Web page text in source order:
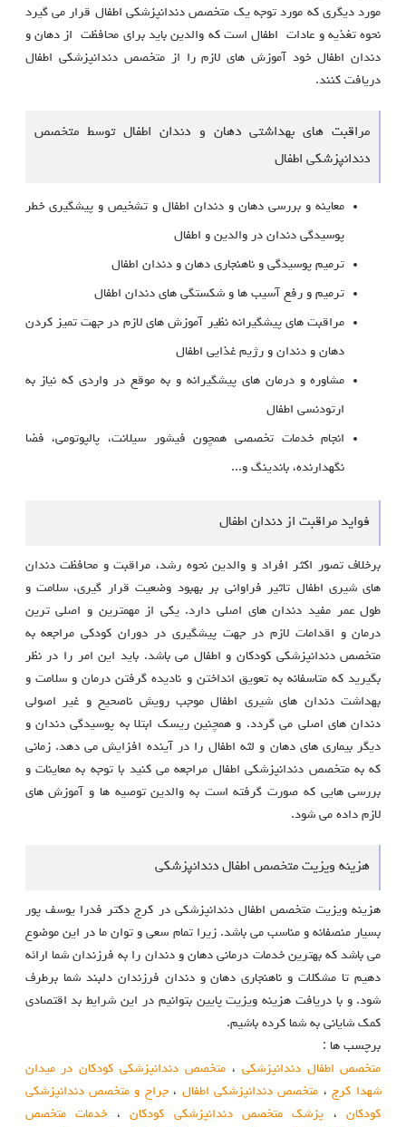
مورد دیگری که مورد توجه یک متخصص دندانپزشکی اطفال قرار می گیرد
نحوه تغذیه و عادات اطفال است که والدین باید برای محافظت از دهان و
دندان اطفال خود آموزش های لازم را از متخصص دندانپزشکی اطفال
دریافت کنند.
مراقبت های بهداشتی دهان و دندان اطفال توسط متخصص
دندانپزشکی اطفال
معاینه و بررسی دهان و دندان اطفال و تشخیص و پیشگیری خطر
پوسیدگی دندان در والدین و اطفال
ترمیم پوسیدگی و ناهنجاری دهان و دندان اطفال
ترمیم و رفع آسیب ها و شکستگی های دندان اطفال
مراقبت های پیشگیرانه نظیر آموزش های لازم در جهت تمیز کردن
دهان و دندان و رژیم غذایی اطفال
مشاوره و درمان های پیشگیرانه و به موقع در واردی که نیاز به
ارتودنسی اطفال
انجام خدمات تخصصی همچون فیشور سیلانت، پالپوتومی، فضا
نگهدارنده، باندینگ و...
فواید مراقبت از دندان اطفال
برخلاف تصور اکثر افراد و والدین نحوه رشد، مراقبت و محافظت دندان
های شیری اطفال تاثیر فراوانی بر بهبود وضعیت قرار گیری، سلامت و
طول عمر مفید دندان های اصلی دارد. یکی از مهمترین و اصلی ترین
درمان و اقدامات لازم در جهت پیشگیری در دوران کودکی مراجعه به
متخصص دندانپزشکی کودکان و اطفال می باشد. باید این امر را در نظر
بگیرید که متاسفانه به تعویق انداختن و نادیده گرفتن درمان و سلامت و
بهداشت دندان های شیری اطفال موجب رویش ناصحیح و غیر اصولی
دندان های اصلی می گردد. و همچنین ریسک ابتلا به پوسیدگی دندان و
دیگر بیماری های دهان و لثه اطفال را در آینده افزایش می دهد. زمانی
که به متخصص دندانپزشکی اطفال مراجعه می کنید با توجه به معاینات و
بررسی هایی که صورت گرفته است به والدین توصیه ها و آموزش های
لازم داده می شود.
هزینه ویزیت متخصص اطفال دندانپزشکی
هزینه ویزیت متخصص اطفال دندانپزشکی در کرج دکتر فدرا یوسف پور
بسیار منصفانه و مناسب می باشد. زیرا تمام سعی و توان ما در این موضوع
می باشد که بهترین خدمات درمانی دهان و دندان را به فرزندان شما ارائه
دهیم تا مشکلات و ناهنجاری دهان و دندان فرزندان دلبند شما برطرف
شود. و با دریافت هزینه ویزیت پایین بتوانیم در این شرایط بد اقتصادی
کمک شایانی به شما کرده باشیم.
برچسب ها :
متخصص اطفال دندانپزشکی ، متخصص دندانپزشکی کودکان در میدان
شهدا کرج، متخصص دندانپزشکی اطفال ،جراح و متخصص دندانپزشکی
کودکان، پزشک متخصص دندانپزشکی کودکان، خدمات متخصص